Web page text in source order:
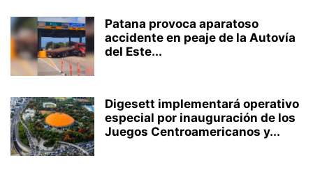
Patana provoca aparatoso
accidente en peaje de la Autovía
del Este...
Digesett implementará operativo
especial por inauguración de los
Juegos Centroamericanos y...